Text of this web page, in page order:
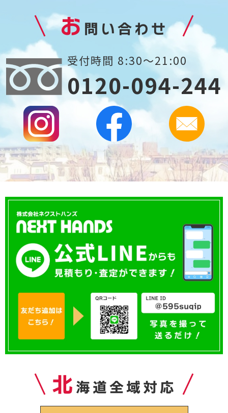
お 問い合わせ
受付時間 8:30～21:00
0120-094-244
北 海道全域対応